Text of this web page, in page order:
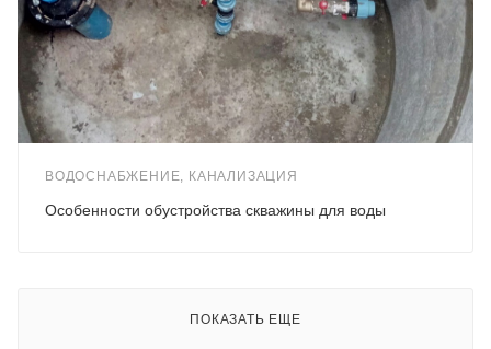
ВОДОСНАБЖЕНИЕ, КАНАЛИЗАЦИЯ
Особенности обустройства скважины для воды
ПОКАЗАТЬ ЕЩЕ